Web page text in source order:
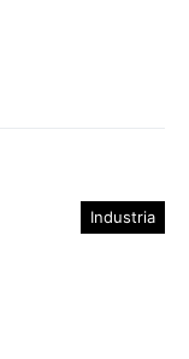
Industria